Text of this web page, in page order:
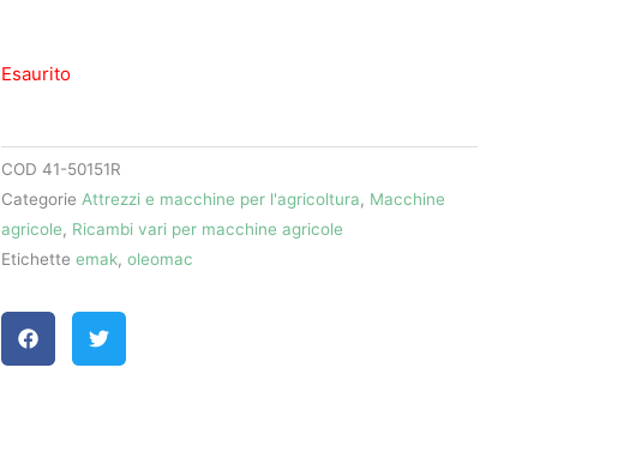
Esaurito
COD 41-50151R
Categorie Attrezzi e macchine per l'agricoltura, Macchine
agricole, Ricambi vari per macchine agricole
Etichette emak, oleomac